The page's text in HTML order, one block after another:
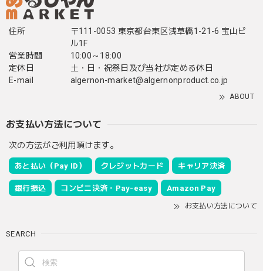
住所
〒111-0053 東京都台東区浅草橋1-21-6 宝山ビ
ル1F
営業時間
10:00～18:00
定休日
土・日・祝祭日及び当社が定める休日
E-mail
algernon-market@algernonproduct.co.jp
ABOUT
お支払い方法について
次の方法がご利用頂けます。
あと払い（Pay ID） クレジットカード キャリア決済
銀行振込 コンビニ決済・Pay-easy Amazon Pay
お支払い方法について
SEARCH